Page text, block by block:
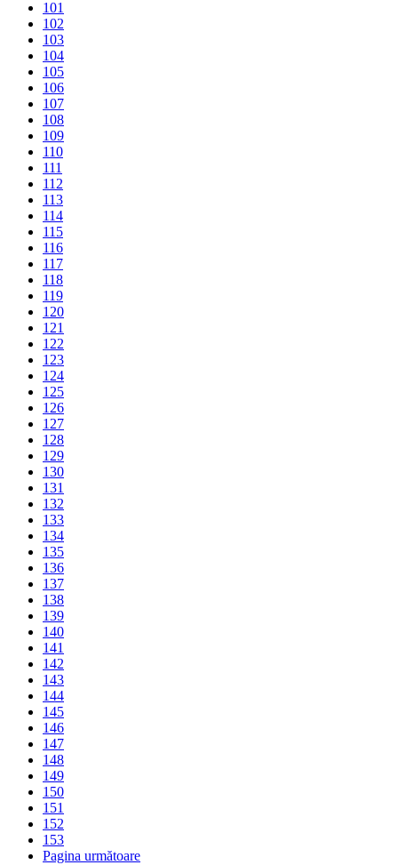
101
102
103
104
105
106
107
108
109
110
111
112
113
114
115
116
117
118
119
120
121
122
123
124
125
126
127
128
129
130
131
132
133
134
135
136
137
138
139
140
141
142
143
144
145
146
147
148
149
150
151
152
153
Pagina următoare